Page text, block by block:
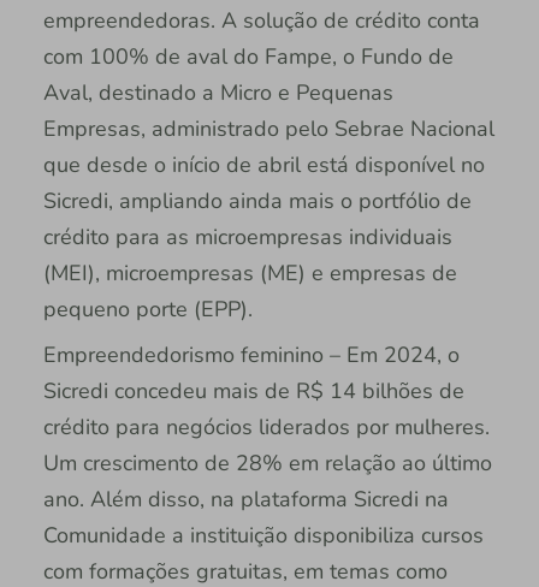
empreendedoras. A solução de crédito conta
com 100% de aval do Fampe, o Fundo de
Aval, destinado a Micro e Pequenas
Empresas, administrado pelo Sebrae Nacional
que desde o início de abril está disponível no
Sicredi, ampliando ainda mais o portfólio de
crédito para as microempresas individuais
(MEI), microempresas (ME) e empresas de
pequeno porte (EPP).
Empreendedorismo feminino – Em 2024, o
Sicredi concedeu mais de R$ 14 bilhões de
crédito para negócios liderados por mulheres.
Um crescimento de 28% em relação ao último
ano. Além disso, na plataforma Sicredi na
Comunidade a instituição disponibiliza cursos
com formações gratuitas, em temas como